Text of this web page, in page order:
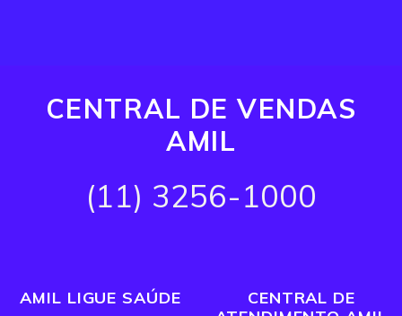
CENTRAL DE VENDAS
AMIL
(11) 3256-1000
AMIL LIGUE SAÚDE
CENTRAL DE